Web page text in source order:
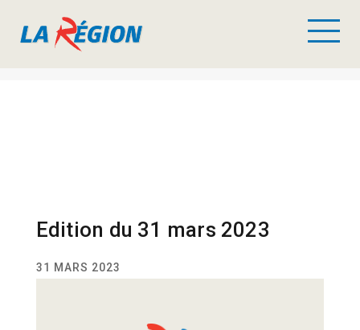
Edition du 31 mars 2023
31 MARS 2023